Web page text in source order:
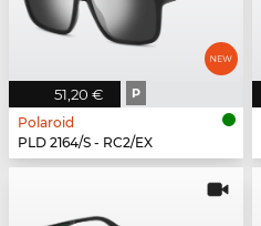
51,20 € P
Polaroid
PLD 2164/S - RC2/EX